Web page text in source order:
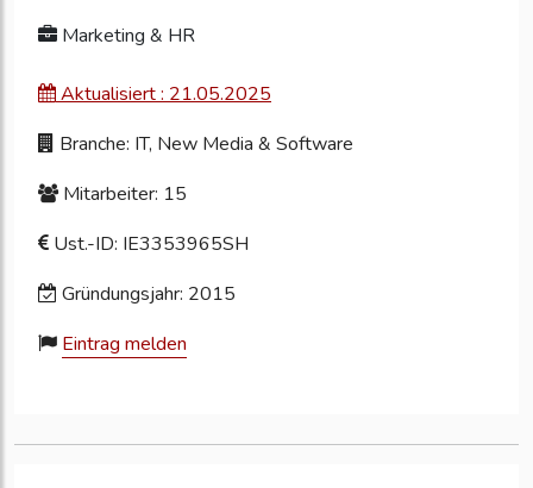
Marketing & HR
Aktualisiert : 21.05.2025
Branche: IT, New Media & Software
Mitarbeiter: 15
Ust.-ID: IE3353965SH
Gründungsjahr: 2015
Eintrag melden